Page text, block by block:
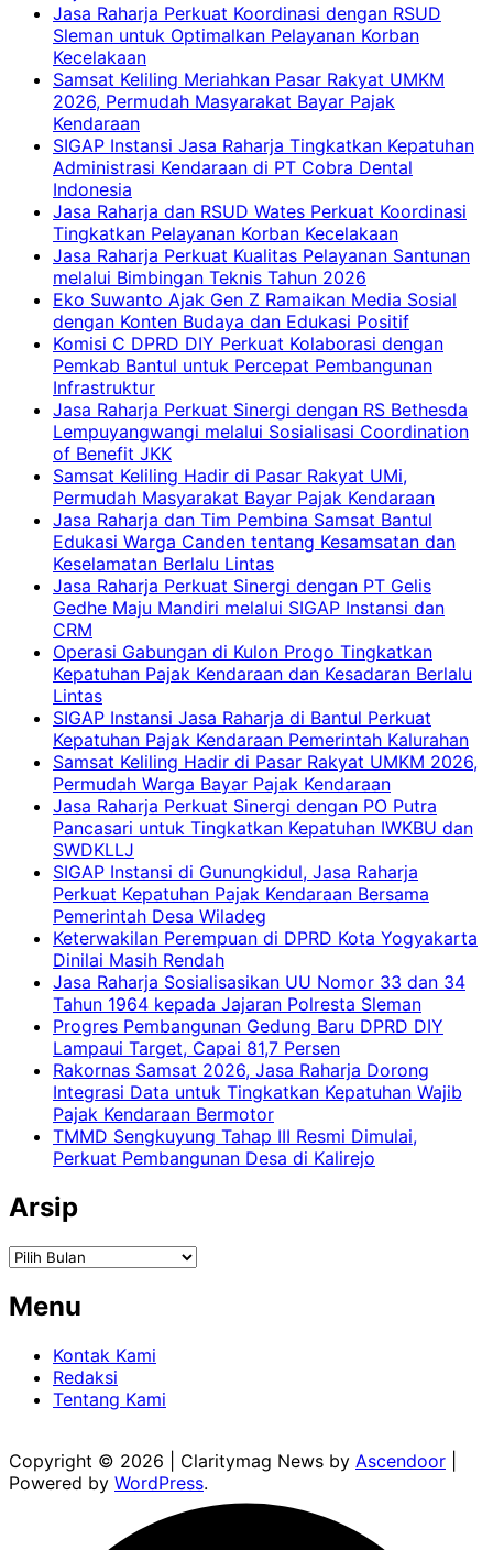
Jasa Raharja Perkuat Koordinasi dengan RSUD
Sleman untuk Optimalkan Pelayanan Korban
Kecelakaan
Samsat Keliling Meriahkan Pasar Rakyat UMKM
2026, Permudah Masyarakat Bayar Pajak
Kendaraan
SIGAP Instansi Jasa Raharja Tingkatkan Kepatuhan
Administrasi Kendaraan di PT Cobra Dental
Indonesia
Jasa Raharja dan RSUD Wates Perkuat Koordinasi
Tingkatkan Pelayanan Korban Kecelakaan
Jasa Raharja Perkuat Kualitas Pelayanan Santunan
melalui Bimbingan Teknis Tahun 2026
Eko Suwanto Ajak Gen Z Ramaikan Media Sosial
dengan Konten Budaya dan Edukasi Positif
Komisi C DPRD DIY Perkuat Kolaborasi dengan
Pemkab Bantul untuk Percepat Pembangunan
Infrastruktur
Jasa Raharja Perkuat Sinergi dengan RS Bethesda
Lempuyangwangi melalui Sosialisasi Coordination
of Benefit JKK
Samsat Keliling Hadir di Pasar Rakyat UMi,
Permudah Masyarakat Bayar Pajak Kendaraan
Jasa Raharja dan Tim Pembina Samsat Bantul
Edukasi Warga Canden tentang Kesamsatan dan
Keselamatan Berlalu Lintas
Jasa Raharja Perkuat Sinergi dengan PT Gelis
Gedhe Maju Mandiri melalui SIGAP Instansi dan
CRM
Operasi Gabungan di Kulon Progo Tingkatkan
Kepatuhan Pajak Kendaraan dan Kesadaran Berlalu
Lintas
SIGAP Instansi Jasa Raharja di Bantul Perkuat
Kepatuhan Pajak Kendaraan Pemerintah Kalurahan
Samsat Keliling Hadir di Pasar Rakyat UMKM 2026,
Permudah Warga Bayar Pajak Kendaraan
Jasa Raharja Perkuat Sinergi dengan PO Putra
Pancasari untuk Tingkatkan Kepatuhan IWKBU dan
SWDKLLJ
SIGAP Instansi di Gunungkidul, Jasa Raharja
Perkuat Kepatuhan Pajak Kendaraan Bersama
Pemerintah Desa Wiladeg
Keterwakilan Perempuan di DPRD Kota Yogyakarta
Dinilai Masih Rendah
Jasa Raharja Sosialisasikan UU Nomor 33 dan 34
Tahun 1964 kepada Jajaran Polresta Sleman
Progres Pembangunan Gedung Baru DPRD DIY
Lampaui Target, Capai 81,7 Persen
Rakornas Samsat 2026, Jasa Raharja Dorong
Integrasi Data untuk Tingkatkan Kepatuhan Wajib
Pajak Kendaraan Bermotor
TMMD Sengkuyung Tahap III Resmi Dimulai,
Perkuat Pembangunan Desa di Kalirejo
Arsip
Arsip
Menu
Kontak Kami
Redaksi
Tentang Kami
Copyright © 2026 | Claritymag News by Ascendoor
Powered by WordPress.